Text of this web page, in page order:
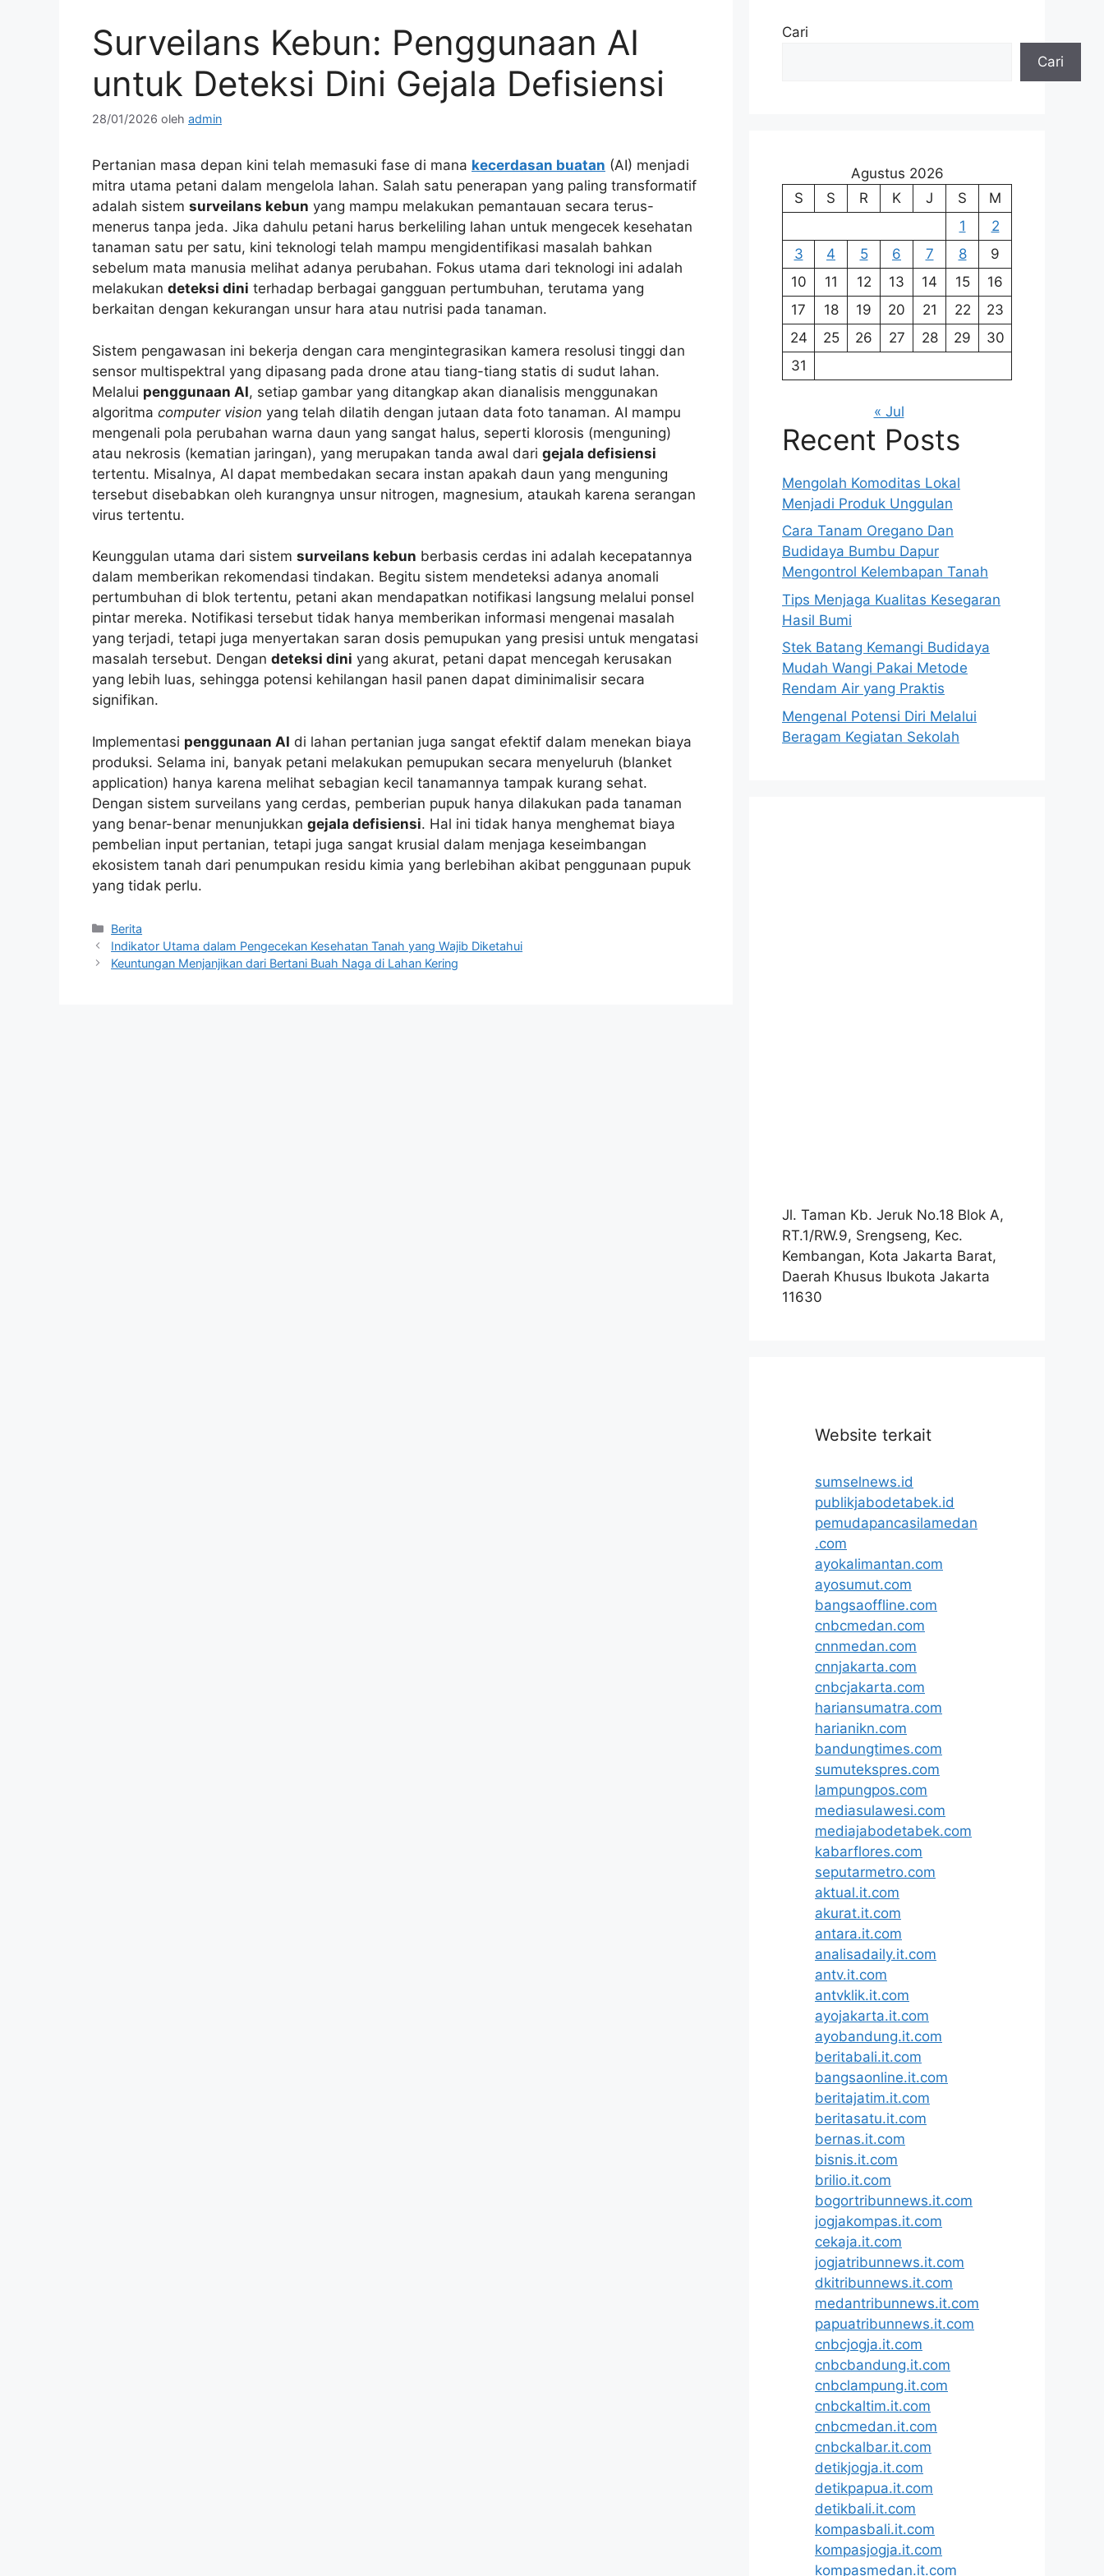
Surveilans Kebun: Penggunaan AI
untuk Deteksi Dini Gejala Defisiensi
28/01/2026 oleh admin
Pertanian masa depan kini telah memasuki fase di mana kecerdasan buatan (AI) menjadi
mitra utama petani dalam mengelola lahan. Salah satu penerapan yang paling transformatif
adalah sistem surveilans kebun yang mampu melakukan pemantauan secara terus-
menerus tanpa jeda. Jika dahulu petani harus berkeliling lahan untuk mengecek kesehatan
tanaman satu per satu, kini teknologi telah mampu mengidentifikasi masalah bahkan
sebelum mata manusia melihat adanya perubahan. Fokus utama dari teknologi ini adalah
melakukan deteksi dini terhadap berbagai gangguan pertumbuhan, terutama yang
berkaitan dengan kekurangan unsur hara atau nutrisi pada tanaman.
Sistem pengawasan ini bekerja dengan cara mengintegrasikan kamera resolusi tinggi dan
sensor multispektral yang dipasang pada drone atau tiang-tiang statis di sudut lahan.
Melalui penggunaan AI, setiap gambar yang ditangkap akan dianalisis menggunakan
algoritma computer vision yang telah dilatih dengan jutaan data foto tanaman. AI mampu
mengenali pola perubahan warna daun yang sangat halus, seperti klorosis (menguning)
atau nekrosis (kematian jaringan), yang merupakan tanda awal dari gejala defisiensi
tertentu. Misalnya, AI dapat membedakan secara instan apakah daun yang menguning
tersebut disebabkan oleh kurangnya unsur nitrogen, magnesium, ataukah karena serangan
virus tertentu.
Keunggulan utama dari sistem surveilans kebun berbasis cerdas ini adalah kecepatannya
dalam memberikan rekomendasi tindakan. Begitu sistem mendeteksi adanya anomali
pertumbuhan di blok tertentu, petani akan mendapatkan notifikasi langsung melalui ponsel
pintar mereka. Notifikasi tersebut tidak hanya memberikan informasi mengenai masalah
yang terjadi, tetapi juga menyertakan saran dosis pemupukan yang presisi untuk mengatasi
masalah tersebut. Dengan deteksi dini yang akurat, petani dapat mencegah kerusakan
yang lebih luas, sehingga potensi kehilangan hasil panen dapat diminimalisir secara
signifikan.
Implementasi penggunaan AI di lahan pertanian juga sangat efektif dalam menekan biaya
produksi. Selama ini, banyak petani melakukan pemupukan secara menyeluruh (blanket
application) hanya karena melihat sebagian kecil tanamannya tampak kurang sehat.
Dengan sistem surveilans yang cerdas, pemberian pupuk hanya dilakukan pada tanaman
yang benar-benar menunjukkan gejala defisiensi. Hal ini tidak hanya menghemat biaya
pembelian input pertanian, tetapi juga sangat krusial dalam menjaga keseimbangan
ekosistem tanah dari penumpukan residu kimia yang berlebihan akibat penggunaan pupuk
yang tidak perlu.
Kategori
Berita
Indikator Utama dalam Pengecekan Kesehatan Tanah yang Wajib Diketahui
Keuntungan Menjanjikan dari Bertani Buah Naga di Lahan Kering
Cari
Cari
Agustus 2026
S
S R K J S
M
1
2
3
4 5 6 7 8
9
10
11 12 13 14 15
16
17
18 19 20 21 22
23
24
25 26 27 28 29
30
31
« Jul
Recent Posts
Mengolah Komoditas Lokal
Menjadi Produk Unggulan
Cara Tanam Oregano Dan
Budidaya Bumbu Dapur
Mengontrol Kelembapan Tanah
Tips Menjaga Kualitas Kesegaran
Hasil Bumi
Stek Batang Kemangi Budidaya
Mudah Wangi Pakai Metode
Rendam Air yang Praktis
Mengenal Potensi Diri Melalui
Beragam Kegiatan Sekolah
Jl. Taman Kb. Jeruk No.18 Blok A,
RT.1/RW.9, Srengseng, Kec.
Kembangan, Kota Jakarta Barat,
Daerah Khusus Ibukota Jakarta
11630
Website terkait
sumselnews.id
publikjabodetabek.id
pemudapancasilamedan
.com
ayokalimantan.com
ayosumut.com
bangsaoffline.com
cnbcmedan.com
cnnmedan.com
cnnjakarta.com
cnbcjakarta.com
hariansumatra.com
harianikn.com
bandungtimes.com
sumutekspres.com
lampungpos.com
mediasulawesi.com
mediajabodetabek.com
kabarflores.com
seputarmetro.com
aktual.it.com
akurat.it.com
antara.it.com
analisadaily.it.com
antv.it.com
antvklik.it.com
ayojakarta.it.com
ayobandung.it.com
beritabali.it.com
bangsaonline.it.com
beritajatim.it.com
beritasatu.it.com
bernas.it.com
bisnis.it.com
brilio.it.com
bogortribunnews.it.com
jogjakompas.it.com
cekaja.it.com
jogjatribunnews.it.com
dkitribunnews.it.com
medantribunnews.it.com
papuatribunnews.it.com
cnbcjogja.it.com
cnbcbandung.it.com
cnbclampung.it.com
cnbckaltim.it.com
cnbcmedan.it.com
cnbckalbar.it.com
detikjogja.it.com
detikpapua.it.com
detikbali.it.com
kompasbali.it.com
kompasjogja.it.com
kompasmedan.it.com